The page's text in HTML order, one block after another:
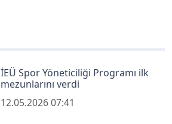
İEÜ Spor Yöneticiliği Programı ilk
mezunlarını verdi
12.05.2026 07:41